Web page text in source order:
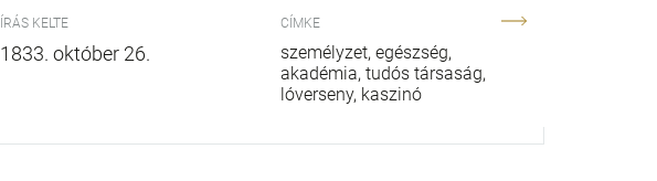
ÍRÁS KELTE
1833. október 26.
CÍMKE
személyzet egészség
akadémia tudós társaság
lóverseny kaszinó